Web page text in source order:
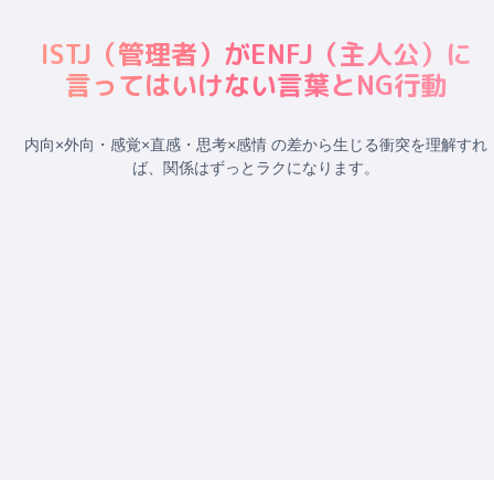
ISTJ （管理者）がENFJ （主人公）に
言ってはいけない言葉とNG行動
内向×外向・感覚×直感・思考×感情 の差から生じる衝突を理解すれ
ば、関係はずっとラクになります。